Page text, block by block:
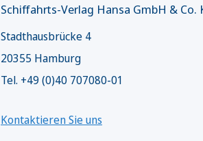
Schiffahrts-Verlag Hansa GmbH & Co.
Stadthausbrücke 4
20355 Hamburg
Tel. +49 (0)40 707080-01
Kontaktieren Sie uns